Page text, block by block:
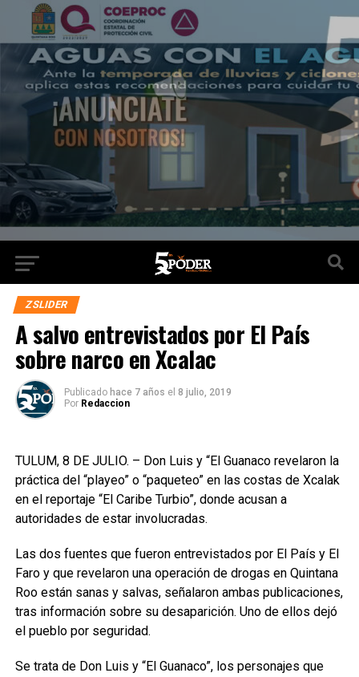
ZSLIDER
A salvo entrevistados por El País
sobre narco en Xcalac
Publicado hace 7 años el 8 julio, 2019
Por Redaccion
TULUM, 8 DE JULIO. – Don Luis y “El Guanaco revelaron la
práctica del “playeo” o “paqueteo” en las costas de Xcalak
en el reportaje “El Caribe Turbio”, donde acusan a
autoridades de estar involucradas.
Las dos fuentes que fueron entrevistados por El País y El
Faro y que revelaron una operación de drogas en Quintana
Roo están sanas y salvas, señalaron ambas publicaciones,
tras información sobre su desaparición. Uno de ellos dejó
el pueblo por seguridad.
Se trata de Don Luis y “El Guanaco”, los personajes que